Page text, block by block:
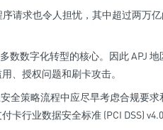
序请求也令人担忧，其中超过两万
数数字化转型的核心。因此 APJ
、授权问题和刷卡攻击。
全策略流程中应尽早考虑合规要
卡行业数据安全标准 (PCI DSS)